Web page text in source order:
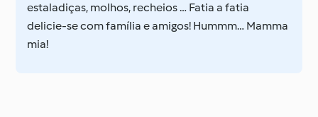
estaladiças, molhos, recheios … Fatia a fatia
delicie-se com família e amigos! Hummm… Mamma
mia!